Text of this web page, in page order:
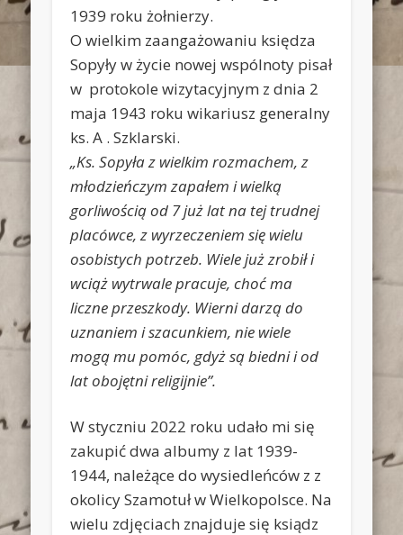
1939 roku żołnierzy.
O wielkim zaangażowaniu księdza
Sopyły w życie nowej wspólnoty pisał
w protokole wizytacyjnym z dnia 2
maja 1943 roku wikariusz generalny
ks. A . Szklarski.
„Ks. Sopyła z wielkim rozmachem, z
młodzieńczym zapałem i wielką
gorliwością od 7 już lat na tej trudnej
placówce, z wyrzeczeniem się wielu
osobistych potrzeb. Wiele już zrobił i
wciąż wytrwale pracuje, choć ma
liczne przeszkody. Wierni darzą do
uznaniem i szacunkiem, nie wiele
mogą mu pomóc, gdyż są biedni i od
lat obojętni religijnie”.
W styczniu 2022 roku udało mi się
zakupić dwa albumy z lat 1939-
1944, należące do wysiedleńców z z
okolicy Szamotuł w Wielkopolsce. Na
wielu zdjęciach znajduje się ksiądz